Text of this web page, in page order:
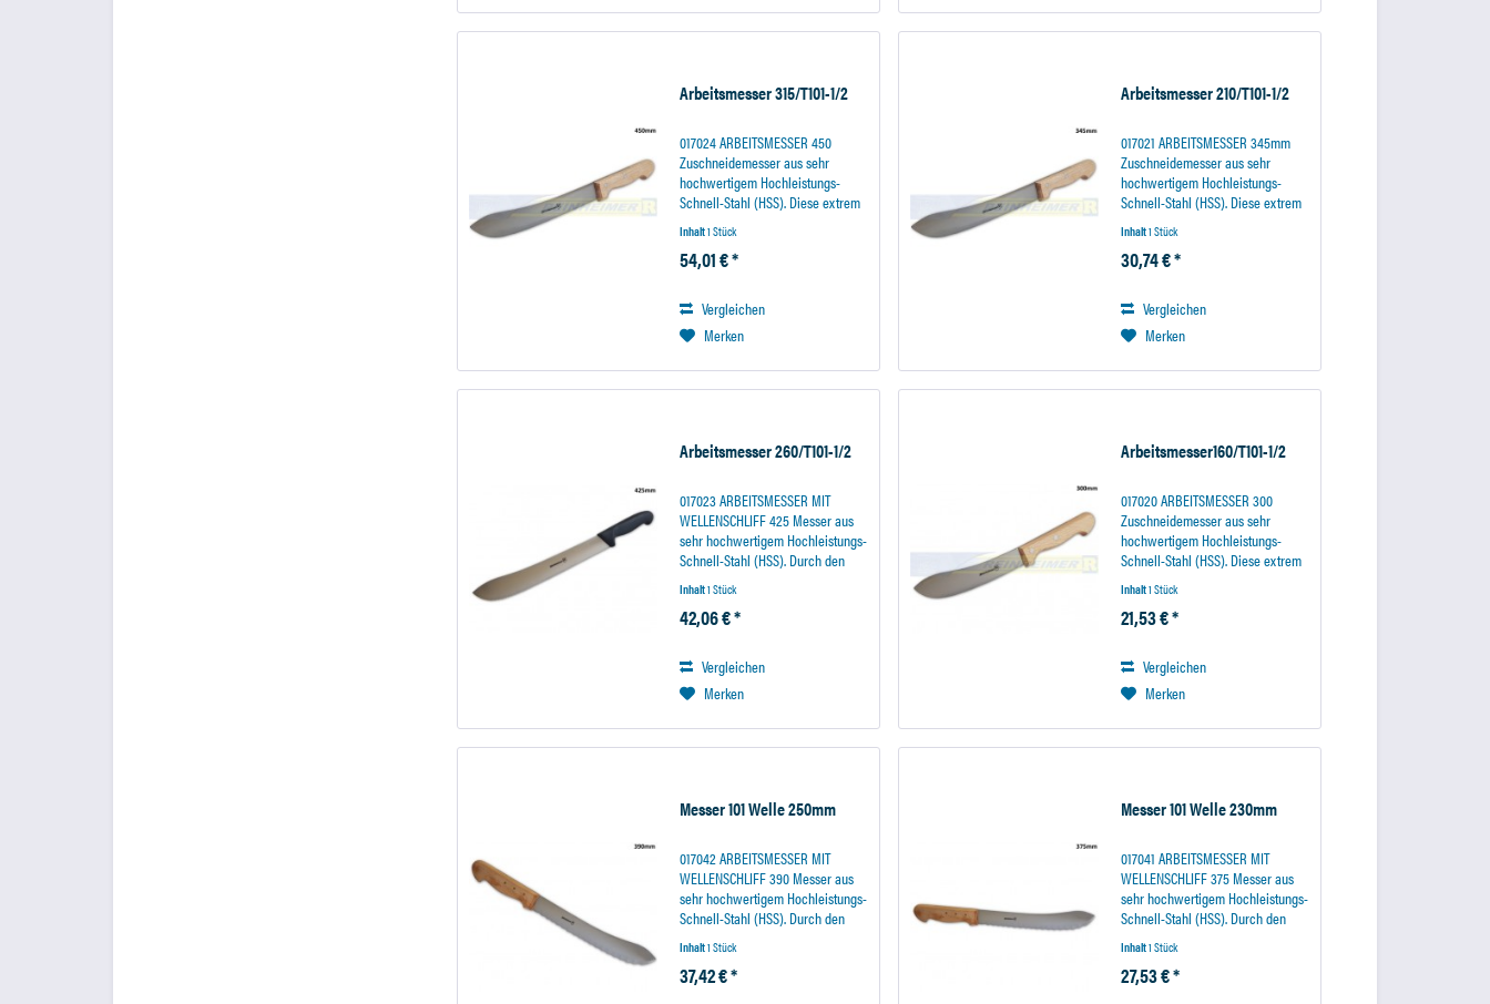
Arbeitsmesser 315/T101-1/2
017024 ARBEITSMESSER 450
Zuschneidemesser aus sehr
hochwertigem Hochleistungs-
Schnell-Stahl (HSS). Diese extrem
warmharte Stahllegierungen
garantiert eine besonders lange
Standzeit des Messers. Der
Hand...
Inhalt1 Stück
54,01 € *
Vergleichen
Merken
Arbeitsmesser 210/T101-1/2
017021 ARBEITSMESSER 345mm
Zuschneidemesser aus sehr
hochwertigem Hochleistungs-
Schnell-Stahl (HSS). Diese extrem
warmharte Stahllegierungen
garantiert eine besonders lange
Standzeit des Messers. Der
Inhalt1 Stück
30,74 € *
Vergleichen
Merken
Arbeitsmesser 260/T101-1/2
017023 ARBEITSMESSER MIT
WELLENSCHLIFF 425 Messer aus
sehr hochwertigem Hochleistungs-
Schnell-Stahl (HSS). Durch den
Wellenschliff für besonders harte
Oberflächen geeignet. Diese
extrem warmharte
Inhalt1 Stück
42,06 € *
Vergleichen
Merken
Arbeitsmesser160/T101-1/2
017020 ARBEITSMESSER 300
Zuschneidemesser aus sehr
hochwertigem Hochleistungs-
Schnell-Stahl (HSS). Diese extrem
warmharte Stahllegierungen
garantiert eine besonders lange
Standzeit des Messers. Der
Hand...
Inhalt1 Stück
21,53 € *
Vergleichen
Merken
Messer 101 Welle 250mm
017042 ARBEITSMESSER MIT
WELLENSCHLIFF 390 Messer aus
sehr hochwertigem Hochleistungs-
Schnell-Stahl (HSS). Durch den
Oberflächen geeignet. Diese
extrem warmharte
Inhalt1 Stück
37,42 € *
Messer 101 Welle 230mm
017041 ARBEITSMESSER MIT
WELLENSCHLIFF 375 Messer aus
sehr hochwertigem Hochleistungs-
Schnell-Stahl (HSS). Durch den
Oberflächen geeignet. Diese
extrem warmharte
Inhalt1 Stück
27,53 € *